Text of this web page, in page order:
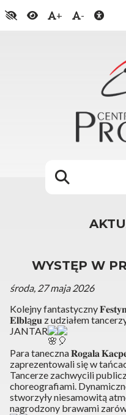
+ -
WYSTĘP W
środa, 27 maja 2026
Kolejny fantastyczny
𝐄𝐥𝐛𝐥ą𝐠𝐮 z udziałem
JANTAR
Para taneczna 𝐑𝐨𝐠𝐚𝐥𝐚
zaprezentowali się w
Tancerze zachwycili
choreografiami.
stworzyły niesamowitą
nagrodzony brawami